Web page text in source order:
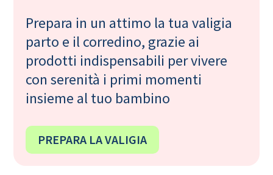
Prepara in un attimo la tua valigia
parto e il corredino, grazie ai
prodotti indispensabili per vivere
con serenità i primi momenti
insieme al tuo bambino
PREPARA LA VALIGIA